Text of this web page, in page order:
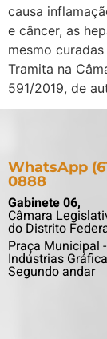
causa
e câncer, as
mesmo
Tramita na
591/2019, de
WhatsApp
0888
Gabinete 06,
Câmara
do Distrito
Praça Municipal
Indústrias
Segundo andar